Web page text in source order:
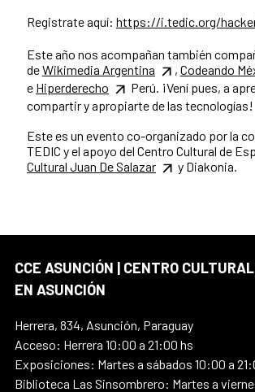
Registrate aquí: https://i.tedic.org/
Este año nos acompañan también
deWikimedia Argentina , Codeando
e Hiperderecho
Perú. ¡Vení pues, a
compartir y apropiarte de las tecnologías!
Este es un evento co-organizado por la
TEDIC y el apoyo del Centro Cultural de
Cultural Juan De Salazar
y Diakonia.
CCE ASUNCIÓN | CENTRO
EN ASUNCIÓN
Herrera, 834, Asunción, Paraguay
Acceso: Herrera 10:00 a 21:00 hs
Exposiciones: Martes a sábados 10:00 a
Biblioteca Las Sinsombrero: Martes a